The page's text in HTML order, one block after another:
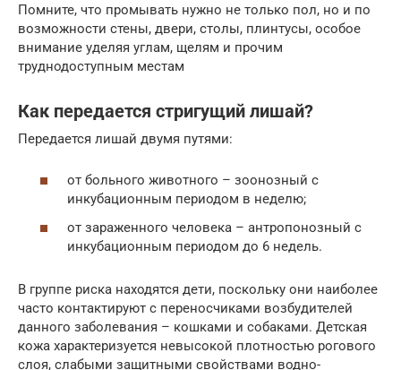
Помните, что промывать нужно не только пол, но и по
возможности стены, двери, столы, плинтусы, особое
внимание уделяя углам, щелям и прочим
труднодоступным местам
Как передается стригущий лишай?
Передается лишай двумя путями:
от больного животного – зоонозный с
инкубационным периодом в неделю;
от зараженного человека – антропонозный с
инкубационным периодом до 6 недель.
В группе риска находятся дети, поскольку они наиболее
часто контактируют с переносчиками возбудителей
данного заболевания – кошками и собаками. Детская
кожа характеризуется невысокой плотностью рогового
слоя, слабыми защитными свойствами водно-